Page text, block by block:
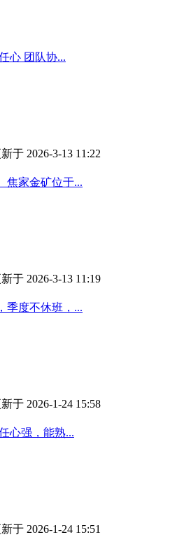
心 团队协...
于 2026-3-13 11:22
焦家金矿位于...
于 2026-3-13 11:19
季度不休班，...
于 2026-1-24 15:58
心强，能熟...
于 2026-1-24 15:51